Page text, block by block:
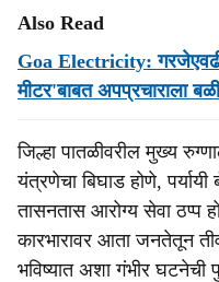
Also Read
Goa Electricity: गरजेएवढी
मीटर'बाबत अपप्रचाराला
जिल्हा पातळीवरील मुख्य
यंत्रणेचा बिघाड होणे,
तासनतास आरोग्य सेवा ठप्प
कारभारावर आता जनतेतून
भविष्यात अशा गंभीर घटनेची